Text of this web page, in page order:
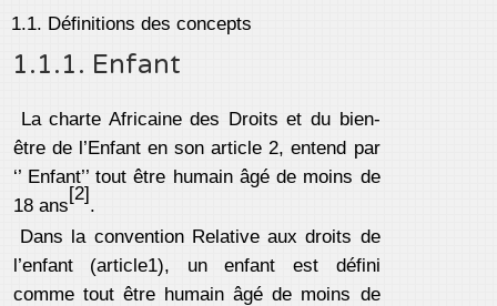
1.1. Définitions des concepts
1.1.1. Enfant
La charte Africaine des Droits et du bien-
être de l’Enfant en son article 2, entend par
‘’ Enfant’’ tout être humain âgé de moins de
18 ans
[2]
.
Dans la convention Relative aux droits de
l’enfant (article1), un enfant est défini
comme tout être humain âgé de moins de